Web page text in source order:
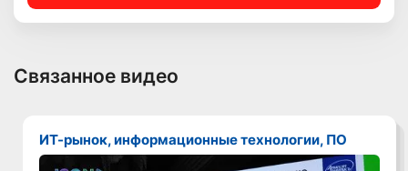
Связанное видео
ИТ-рынок, информационные технологии, ПО